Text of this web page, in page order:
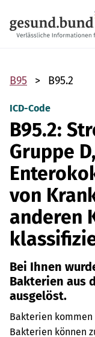
B95 B95.2
ICD-Code
B95.2:
Gruppe
von
anderen
Bei Ihnen
Bakterien aus
ausgelöst.
Bakterien
Bakterien können